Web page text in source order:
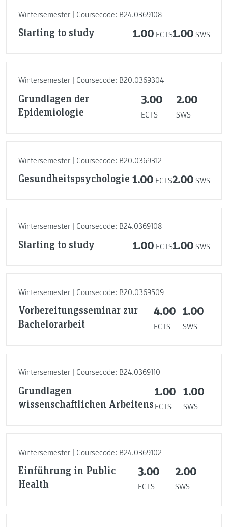
Wintersemester | Coursecode: B24.0369108
Starting to study 1.00 ECTS1.00 SWS
Wintersemester | Coursecode: B20.0369304
Grundlagen der
Epidemiologie
3.00
ECTS
2.00
SWS
Wintersemester | Coursecode: B20.0369312
Gesundheitspsychologie 1.00 ECTS2.00 SWS
Wintersemester | Coursecode: B24.0369108
Starting to study 1.00 ECTS1.00 SWS
Wintersemester | Coursecode: B20.0369509
Vorbereitungsseminar zur
Bachelorarbeit
4.00
ECTS
1.00
SWS
Wintersemester | Coursecode: B24.0369110
Grundlagen
wissenschaftlichen Arbeitens
1.00
ECTS
1.00
SWS
Wintersemester | Coursecode: B24.0369102
Einführung in Public
Health
3.00
ECTS
2.00
SWS